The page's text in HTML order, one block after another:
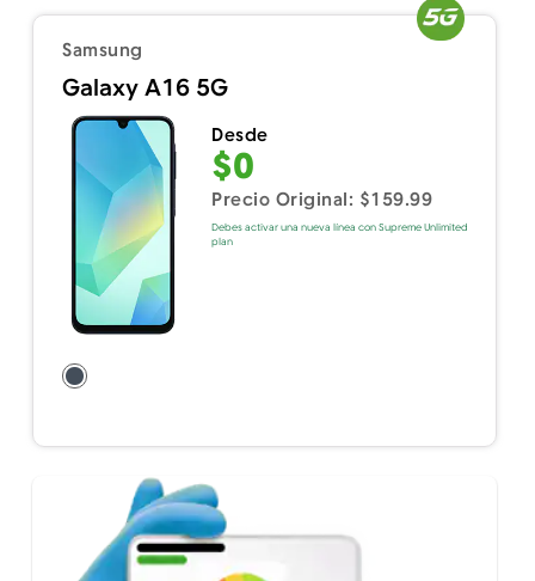
Samsung
Galaxy A16 5G
Desde
$0
Precio Original: $159.99
Debes activar una nueva línea con Supreme Unlimited
plan